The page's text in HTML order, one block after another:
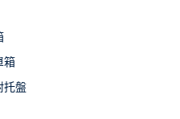
箱
托盤